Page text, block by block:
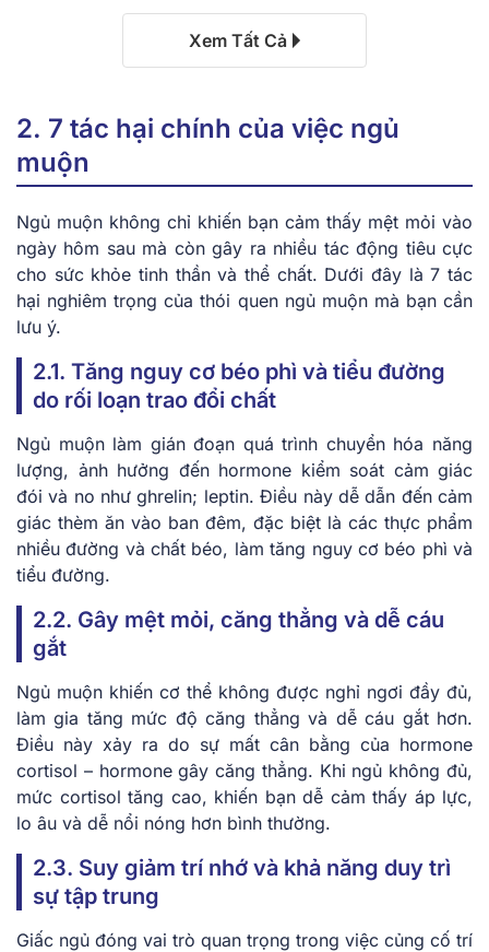
Xem Tất Cả
2. 7 tác hại chính của việc ngủ
muộn
Ngủ muộn không chỉ khiến bạn cảm thấy mệt mỏi vào
ngày hôm sau mà còn gây ra nhiều tác động tiêu cực
cho sức khỏe tinh thần và thể chất. Dưới đây là 7 tác
hại nghiêm trọng của thói quen ngủ muộn mà bạn cần
lưu ý.
2.1. Tăng nguy cơ béo phì và tiểu đường
do rối loạn trao đổi chất
Ngủ muộn làm gián đoạn quá trình chuyển hóa năng
lượng, ảnh hưởng đến hormone kiểm soát cảm giác
đói và no như ghrelin; leptin. Điều này dễ dẫn đến cảm
giác thèm ăn vào ban đêm, đặc biệt là các thực phẩm
nhiều đường và chất béo, làm tăng nguy cơ béo phì và
tiểu đường.
2.2. Gây mệt mỏi, căng thẳng và dễ cáu
gắt
Ngủ muộn khiến cơ thể không được nghỉ ngơi đầy đủ,
làm gia tăng mức độ căng thẳng và dễ cáu gắt hơn.
Điều này xảy ra do sự mất cân bằng của hormone
cortisol – hormone gây căng thẳng. Khi ngủ không đủ,
mức cortisol tăng cao, khiến bạn dễ cảm thấy áp lực,
lo âu và dễ nổi nóng hơn bình thường.
2.3. Suy giảm trí nhớ và khả năng duy trì
sự tập trung
Giấc ngủ đóng vai trò quan trọng trong việc củng cố trí